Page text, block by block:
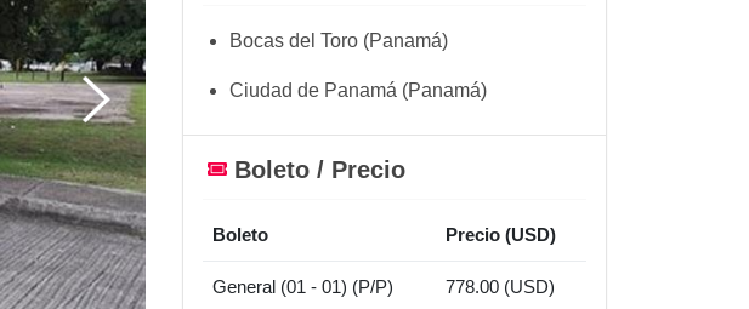
Bocas del Toro (Panamá)
Ciudad de Panamá (Panamá)
Boleto / Precio
Boleto Precio (USD)
General (01 - 01) (P/P) 778.00 (USD)